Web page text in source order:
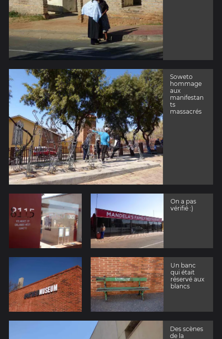
Soweto
hommage
aux
manifestan
ts
massacrés
On a pas
vérifié :)
Un banc
qui était
réservé aux
blancs
Des scènes
de la